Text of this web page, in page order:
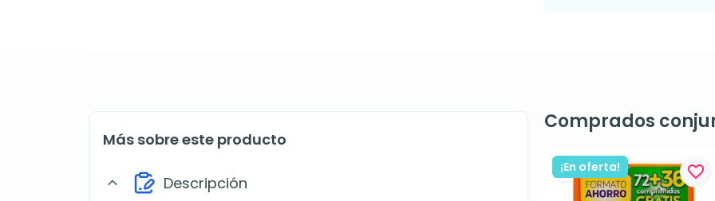
Más sobre este producto
expand_more Descripción
Comprados
¡En oferta! favorite_border